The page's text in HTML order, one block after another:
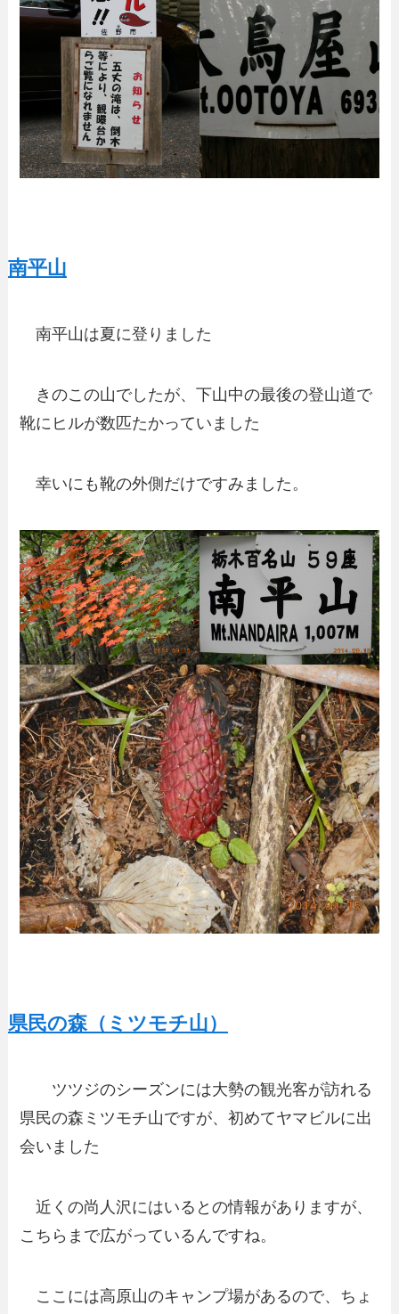
南平山
南平山は夏に登りました
きのこの山でしたが、下山中の最後の登山道で
靴にヒルが数匹たかっていました
幸いにも靴の外側だけですみました。
県民の森（ミツモチ山）
ツツジのシーズンには大勢の観光客が訪れる
県民の森ミツモチ山ですが、初めてヤマビルに出
会いました
近くの尚人沢にはいるとの情報がありますが、
こちらまで広がっているんですね。
ここには高原山のキャンプ場があるので、ちょ